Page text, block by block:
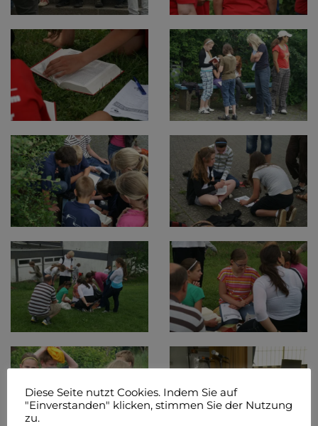
Diese Seite nutzt Cookies. Indem Sie auf
"Einverstanden" klicken, stimmen Sie der Nutzung
zu.